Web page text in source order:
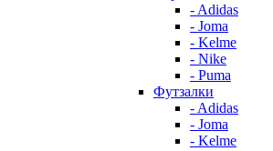
- Adidas
- Joma
- Kelme
- Nike
- Puma
Футзалки
- Adidas
- Joma
- Kelme